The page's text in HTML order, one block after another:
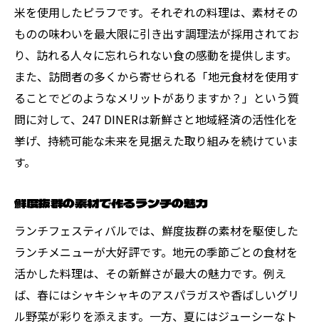
米を使用したピラフです。それぞれの料理は、素材その
ものの味わいを最大限に引き出す調理法が採用されてお
り、訪れる人々に忘れられない食の感動を提供します。
また、訪問者の多くから寄せられる「地元食材を使用す
ることでどのようなメリットがありますか？」という質
問に対して、247 DINERは新鮮さと地域経済の活性化を
挙げ、持続可能な未来を見据えた取り組みを続けていま
す。
鮮度抜群の素材で作るランチの魅力
ランチフェスティバルでは、鮮度抜群の素材を駆使した
ランチメニューが大好評です。地元の季節ごとの食材を
活かした料理は、その新鮮さが最大の魅力です。例え
ば、春にはシャキシャキのアスパラガスや香ばしいグリ
ル野菜が彩りを添えます。一方、夏にはジューシーなト